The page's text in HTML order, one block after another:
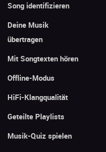
Song identifizieren
Deine Musik
übertragen
Mit Songtexten hören
Offline-Modus
HiFi-Klangqualität
Geteilte Playlists
Musik-Quiz spielen